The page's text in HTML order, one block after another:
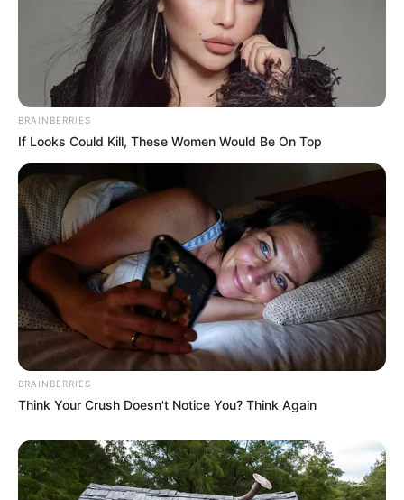
Konon kekuatannya memang memakai tumbal berbahaya. Ia
mampu memanggil banyak bayangan yang menjadikannya makin
kuat.
5. Nobara Kugisaki
jerami saat bertarung. Ia pun sering terlihat menusuk boneka
sebagai bentuk kutukan.
BRAINBERRIES
If Looks Could Kill, These Women Would Be On Top
BRAINBERRIES
Think Your Crush Doesn't Notice You? Think Again